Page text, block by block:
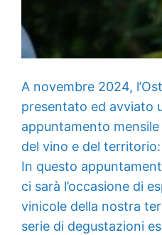
A novembre 2024,
presentato ed avviato
appuntamento
del vino e del
In questo
ci sarà l’occasione di
vinicole della nostra
serie di degustazioni